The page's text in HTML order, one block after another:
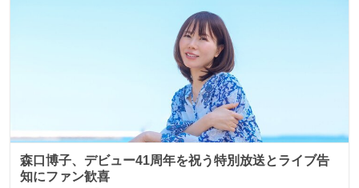
森口博子、デビュー41周年を祝う特別放送とライブ告
知にファン歓喜